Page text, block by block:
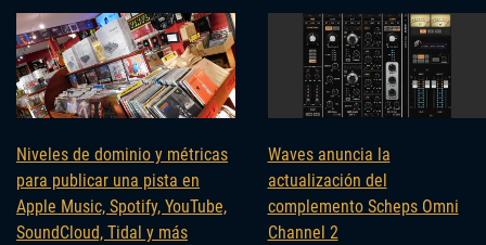
Niveles de dominio y métricas
para publicar una pista en
Apple Music, Spotify, YouTube,
SoundCloud, Tidal y más
Waves anuncia la
actualización del
complemento Scheps Omni
Channel 2